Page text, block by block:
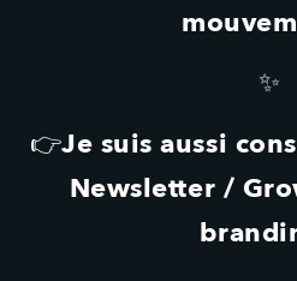
✨
👉Je suis aussi
Newsletter /